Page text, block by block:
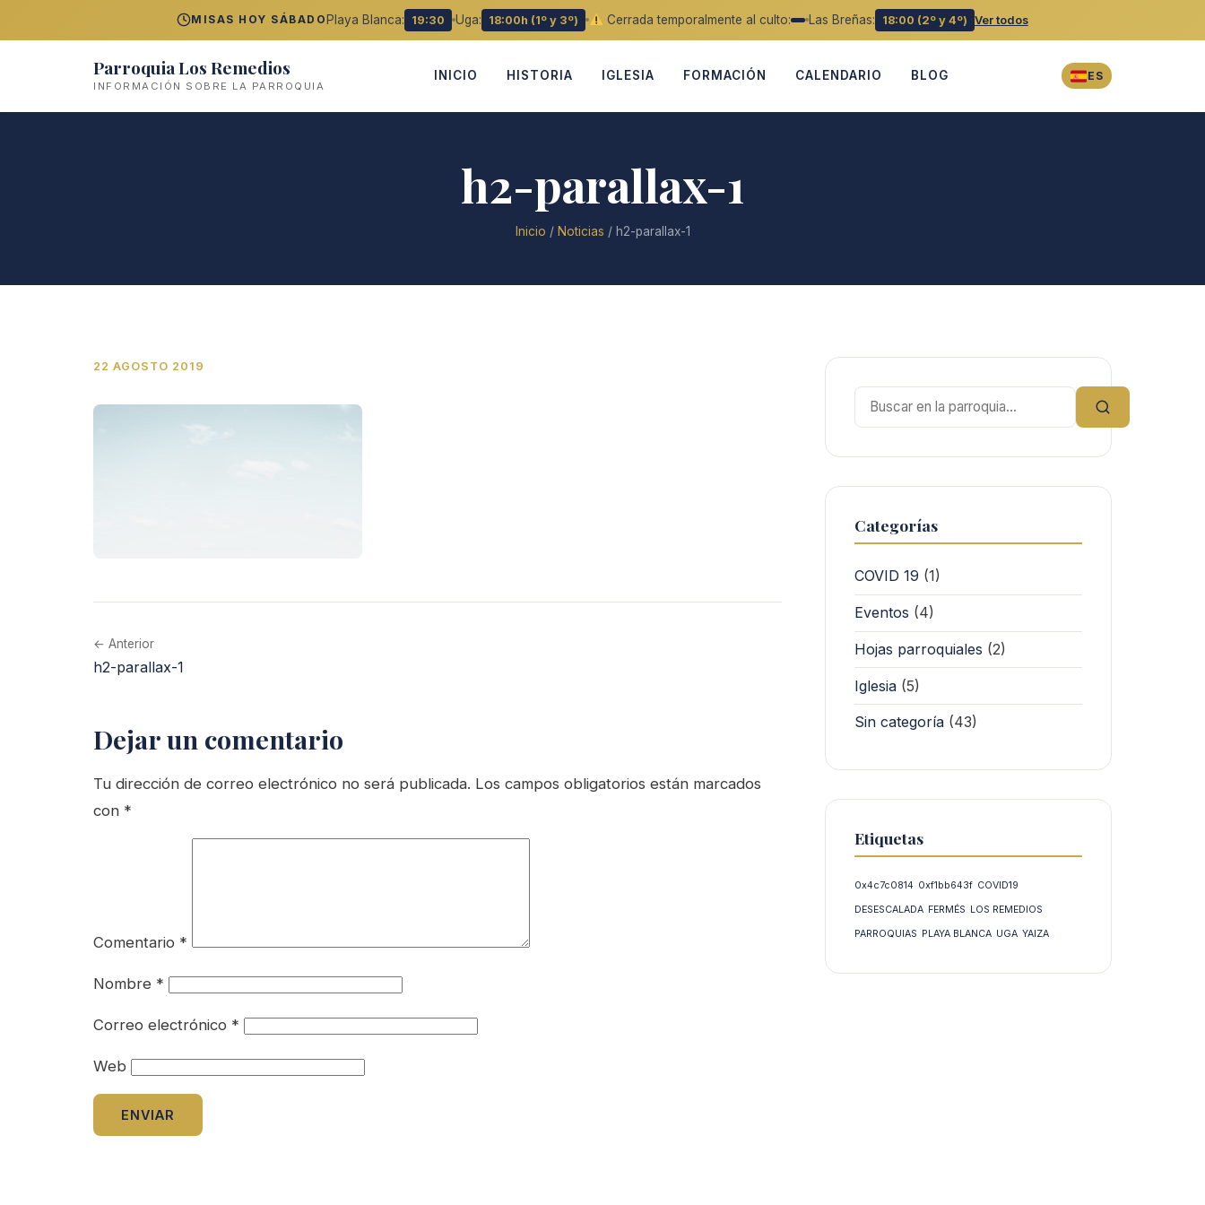
MISAS HOY SÁBADO Playa Blanca: 19:30 Uga: 18:00h (1º y 3º) Cerrada temporalmente al culto: Las Breñas: 18:00 (2º y 4º) Ver todos
Parroquia Los Remedios
INFORMACIÓN SOBRE LA PARROQUIA
INICIO HISTORIA IGLESIA FORMACIÓN CALENDARIO BLOG ES
h2-parallax-1
Inicio / Noticias / h2-parallax-1
22 AGOSTO 2019
← Anterior
h2-parallax-1
Dejar un comentario
Tu dirección de correo electrónico no será publicada. Los campos obligatorios están marcados
con *
Comentario *
Nombre *
Correo electrónico *
Web
Buscar:
Categorías
COVID 19 (1)
Eventos (4)
Hojas parroquiales (2)
Iglesia (5)
Sin categoría (43)
Etiquetas
0x4c7c0814 0xf1bb643f COVID19
DESESCALADA FERMÉS LOS REMEDIOS
PARROQUIAS PLAYA BLANCA UGA YAIZA